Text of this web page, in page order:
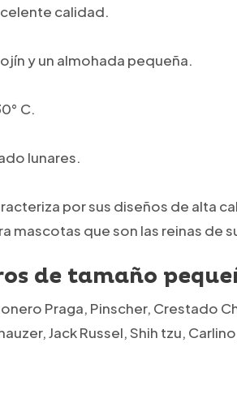
calidad.
y un almohada pequeña.
C.
lunares.
por sus diseños de alta
mascotas que son las reinas de
de tamaño
Praga, Pinscher, Crestado
Jack Russel, Shih tzu,